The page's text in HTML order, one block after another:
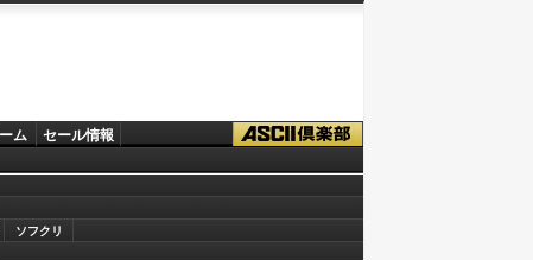
ム セール情報
ソフクリ